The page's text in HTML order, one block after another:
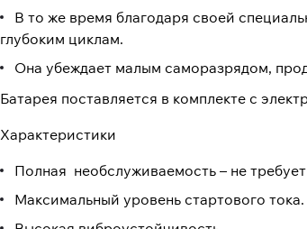
В то же время благодаря своей
глубоким циклам.
Она убеждает малым саморазрядом,
Батарея поставляется в комплекте с
Характеристики
Полная необслуживаемость – не
Максимальный уровень стартового тока.